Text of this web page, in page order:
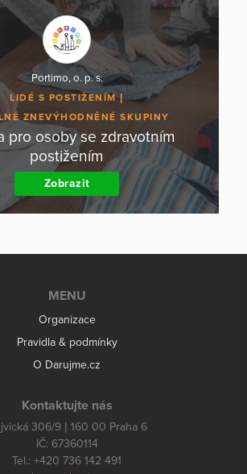
Portimo, o. p. s.
LIDÉ S POSTIŽENÍM
ZNEVÝHODNĚNÉ SKUPINY
pro osoby se zdravotním
postižením
Zobrazit
MENU
Organizace
Pravidla & podmínky
O Darujme.cz
Kontaktujte nás
306/9 | 160 00 Praha 6
IČ: 67360114
Tel.: +420 736 142 491